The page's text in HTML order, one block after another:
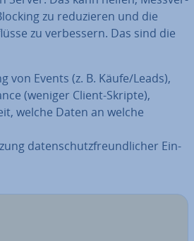
zu re­du­zie­ren und die
zu ver­bes­sern. Das sind die
von Events (z. B. Käufe/Leads),
(weniger Client-Skripte),
welche Daten an welche
da­ten­schutz­freund­li­cher Ein­